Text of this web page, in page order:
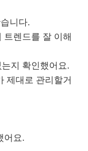
니다.
렌드를 잘 이해
지 확인했어요.
제대로 관리할거
어요.